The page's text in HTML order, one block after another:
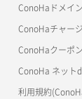
ネットワーク
ネットワーク
ネットワーク
リスナー作成
リスナー削除
ラージオブジ
OpenStack CLI
Terraform
s3cmd
ConoHaドメイ
ConoHaチャー
ConoHaクーポ
ConoHa ネット
利用規約